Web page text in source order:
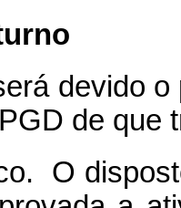
devido o
de que
O